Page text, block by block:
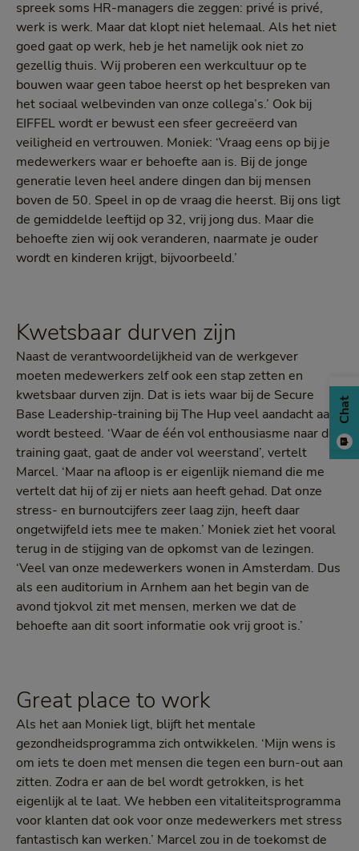
spreek soms HR-managers die zeggen: privé is privé,
werk is werk. Maar dat klopt niet helemaal. Als het niet
goed gaat op werk, heb je het namelijk ook niet zo
gezellig thuis. Wij proberen een werkcultuur op te
bouwen waar geen taboe heerst op het bespreken van
het sociaal welbevinden van onze collega’s.’ Ook bij
EIFFEL wordt er bewust een sfeer gecreëerd van
veiligheid en vertrouwen. Moniek: ‘Vraag eens op bij je
medewerkers waar er behoefte aan is. Bij de jonge
generatie leven heel andere dingen dan bij mensen
boven de 50. Speel in op de vraag die heerst. Bij ons ligt
de gemiddelde leeftijd op 32, vrij jong dus. Maar die
behoefte zien wij ook veranderen, naarmate je ouder
wordt en kinderen krijgt, bijvoorbeeld.’
Kwetsbaar durven zijn
Naast de verantwoordelijkheid van de werkgever
moeten medewerkers zelf ook een stap zetten en
kwetsbaar durven zijn. Dat is iets waar bij de Secure
Base Leadership-training bij The Hup veel aandacht aan
wordt besteed. ‘Waar de één vol enthousiasme naar de
training gaat, gaat de ander vol weerstand’, vertelt
Marcel. ‘Maar na afloop is er eigenlijk niemand die me
vertelt dat hij of zij er niets aan heeft gehad. Dat onze
stress- en burnoutcijfers zeer laag zijn, heeft daar
ongetwijfeld iets mee te maken.’ Moniek ziet het vooral
terug in de stijging van de opkomst van de lezingen.
‘Veel van onze medewerkers wonen in Amsterdam. Dus
als een auditorium in Arnhem aan het begin van de
avond tjokvol zit met mensen, merken we dat de
behoefte aan dit soort informatie ook vrij groot is.’
Great place to work
Als het aan Moniek ligt, blijft het mentale
gezondheidsprogramma zich ontwikkelen. ‘Mijn wens is
om iets te doen met mensen die tegen een burn-out aan
zitten. Zodra er aan de bel wordt getrokken, is het
eigenlijk al te laat. We hebben een vitaliteitsprogramma
voor klanten dat ook voor onze medewerkers met stress
fantastisch kan werken.’ Marcel zou in de toekomst de
Chat